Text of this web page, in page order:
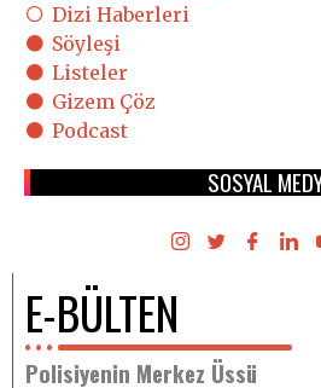
Dizi Haberleri
Söyleşi
Listeler
Gizem Çöz
Podcast
SOSYAL
E-BÜLTEN
Polisiyenin Merkez Üssü